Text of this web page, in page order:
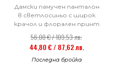
Дамски памучен панталон
в светлосиньо с широк
крачол и флорален принт
56,00 € / 109,53 лв.
44,80 € / 87,62 лв.
Последна бройка